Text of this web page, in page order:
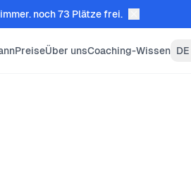
noch 73 Plätze frei.
PreiseÜber unsCoaching-Wissen DE